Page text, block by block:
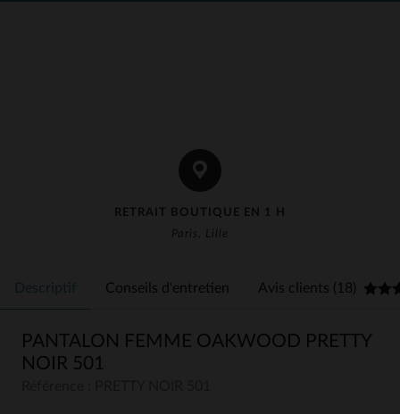
RETRAIT BOUTIQUE EN 1 H
Paris, Lille
Descriptif Conseils d'entretien Avis clients (18)
PANTALON FEMME OAKWOOD PRETTY
NOIR 501